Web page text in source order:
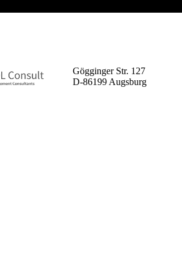
Gögginger Str. 127
D-86199 Augsburg